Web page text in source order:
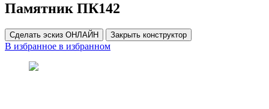
Памятник ПК142
Сделать эскиз ОНЛАЙН Закрыть конструктор
В избранное в избранном